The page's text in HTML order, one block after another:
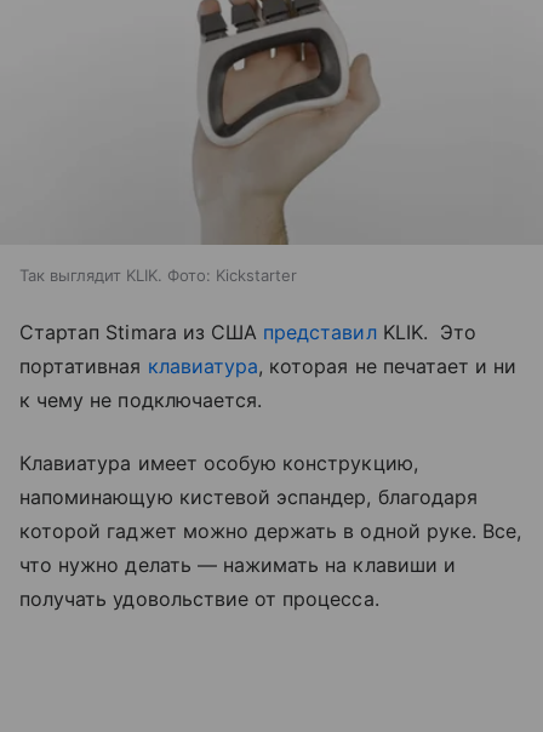
Так выглядит KLIK. Фото: Kickstarter
Стартап Stimara из США представилKLIK. Это
портативная клавиатура, которая не печатает и ни
к чему не подключается.
Клавиатура имеет особую конструкцию,
напоминающую кистевой эспандер, благодаря
которой гаджет можно держать в одной руке. Все,
что нужно делать — нажимать на клавиши и
получать удовольствие от процесса.